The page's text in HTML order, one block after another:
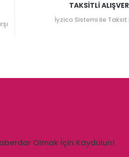
TAKSİTLİ
İyzico Sistemi ile Taksit
Olmak İçin Kaydulun!